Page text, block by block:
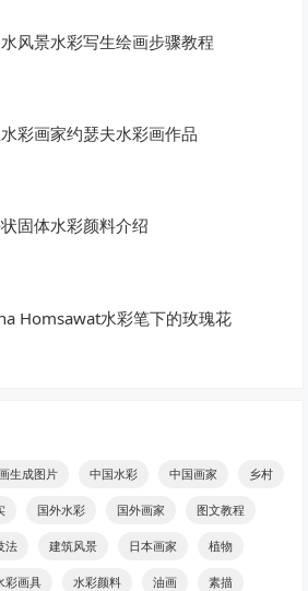
风景水彩写生绘画步骤教程
彩画家约瑟夫水彩画作品
固体水彩颜料介绍
Homsawat水彩笔下的玫瑰花
生成图片 中国水彩 中国画家 乡村
国外水彩 国外画家 图文教程
法 建筑风景 日本画家 植物
彩画具 水彩颜料 油画 素描